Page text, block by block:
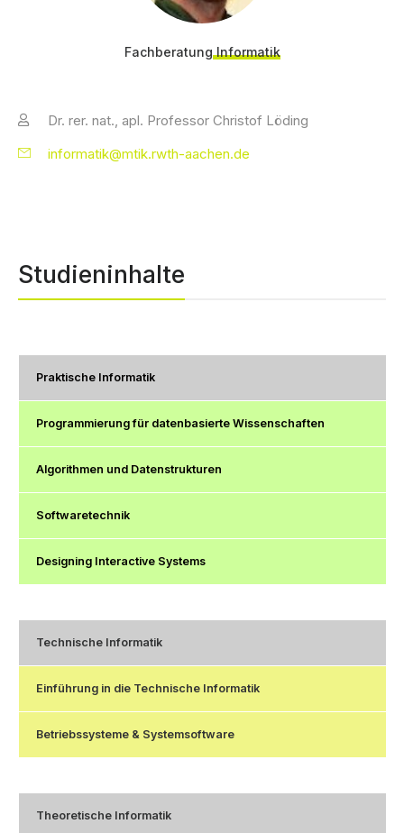
FachberatungInformatik
Dr. rer. nat., apl. Professor Christof Löding
informatik@mtik.rwth-aachen.de
Studieninhalte
Praktische Informatik
Programmierung für datenbasierte Wissenschaften
Algorithmen und Datenstrukturen
Softwaretechnik
Designing Interactive Systems
Technische Informatik
Einführung in die Technische Informatik
Betriebssysteme & Systemsoftware
Theoretische Informatik